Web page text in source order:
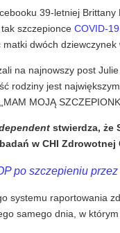
39-letniej
tak szczepionce COVID-19
matki dwóch
na najnowszy post
rodziny jest
MOJĄ
stwierdza, że
w CHI Zdrowotnej
po szczepieniu
systemu raportowania
samego dnia, w